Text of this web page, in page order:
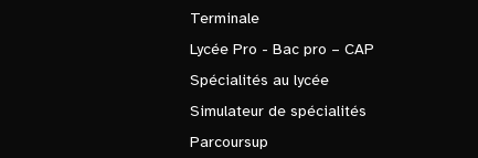
Terminale
Lycée Pro - Bac pro – CAP
Spécialités au lycée
Simulateur de spécialités
Parcoursup